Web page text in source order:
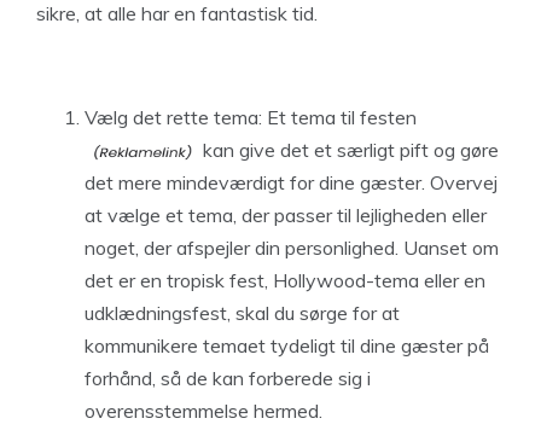
sikre, at alle har en fantastisk tid.
Vælg det rette tema: Et tema til festen
kan give det et særligt pift og gøre
det mere mindeværdigt for dine gæster. Overvej
at vælge et tema, der passer til lejligheden eller
noget, der afspejler din personlighed. Uanset om
det er en tropisk fest, Hollywood-tema eller en
udklædningsfest, skal du sørge for at
kommunikere temaet tydeligt til dine gæster på
forhånd, så de kan forberede sig i
overensstemmelse hermed.